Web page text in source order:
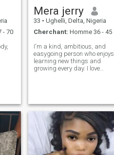
- 70
Mera jerry
33 • Ughelli, Delta, Nigeria
Cherchant: Homme 36 - 45
I'm a kind, ambitious, and
easygoing person who enjoys
learning new things and
growing every day. I love
passionate about social
media marketing and conte